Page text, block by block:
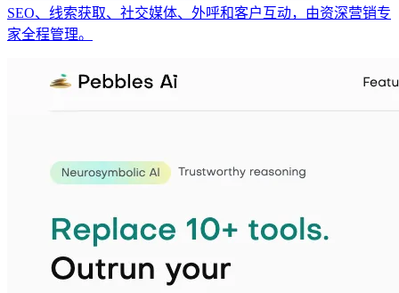
SEO、线索获取、社交媒体、外呼和客户互动，由资深营销专
家全程管理。